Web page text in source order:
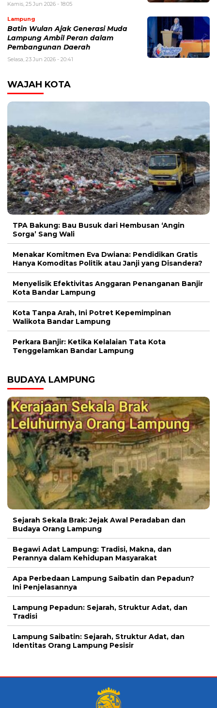
Kamis, 25 Jun 2026 - 18:05
Lampung
Batin Wulan Ajak Generasi Muda
Lampung Ambil Peran dalam
Pembangunan Daerah
Selasa, 23 Jun 2026 - 20:41
WAJAH KOTA
TPA Bakung: Bau Busuk dari Hembusan ‘Angin
Sorga’ Sang Wali
Menakar Komitmen Eva Dwiana: Pendidikan Gratis
Hanya Komoditas Politik atau Janji yang Disandera?
Menyelisik Efektivitas Anggaran Penanganan Banjir
Kota Bandar Lampung
Kota Tanpa Arah, Ini Potret Kepemimpinan
Walikota Bandar Lampung
Perkara Banjir: Ketika Kelalaian Tata Kota
Tenggelamkan Bandar Lampung
BUDAYA LAMPUNG
Sejarah Sekala Brak: Jejak Awal Peradaban dan
Budaya Orang Lampung
Begawi Adat Lampung: Tradisi, Makna, dan
Perannya dalam Kehidupan Masyarakat
Apa Perbedaan Lampung Saibatin dan Pepadun?
Ini Penjelasannya
Lampung Pepadun: Sejarah, Struktur Adat, dan
Tradisi
Lampung Saibatin: Sejarah, Struktur Adat, dan
Identitas Orang Lampung Pesisir